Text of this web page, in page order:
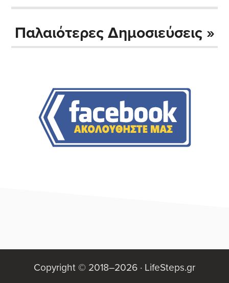
Preludium Fury από τις Ηνωμένες Πολιτείες της
Αμερικής. Πριν λίγους μήνες κυκλοφόρησε
οπότε λέω εντάξει είμαστε ας το δούμε
Παλαιότερες Δημοσιεύσεις »
Πλευρική
Στήλη
Copyright © 2018–2026 · LifeSteps.gr